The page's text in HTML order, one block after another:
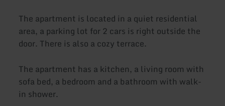
The apartment is located in a quiet residential
area, a parking lot for 2 cars is right outside the
door. There is also a cozy terrace.
The apartment has a kitchen, a living room with
sofa bed, a bedroom and a bathroom with walk-
in shower.